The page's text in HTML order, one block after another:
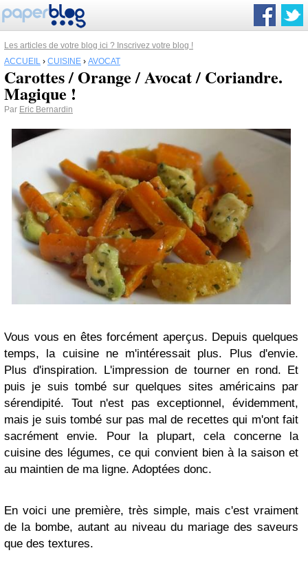
Les articles de votre blog ici ? Inscrivez votre blog !
ACCUEIL › CUISINE › AVOCAT
Carottes / Orange / Avocat / Coriandre.
Magique !
Par Eric Bernardin
Vous vous en êtes forcément aperçus. Depuis quelques
temps, la cuisine ne m'intéressait plus. Plus d'envie.
Plus d'inspiration. L'impression de tourner en rond. Et
puis je suis tombé sur quelques sites américains par
sérendipité. Tout n'est pas exceptionnel, évidemment,
mais je suis tombé sur pas mal de recettes qui m'ont fait
sacrément envie. Pour la plupart, cela concerne la
cuisine des légumes, ce qui convient bien à la saison et
au maintien de ma ligne. Adoptées donc.
En voici une première, très simple, mais c'est vraiment
de la bombe, autant au niveau du mariage des saveurs
que des textures.